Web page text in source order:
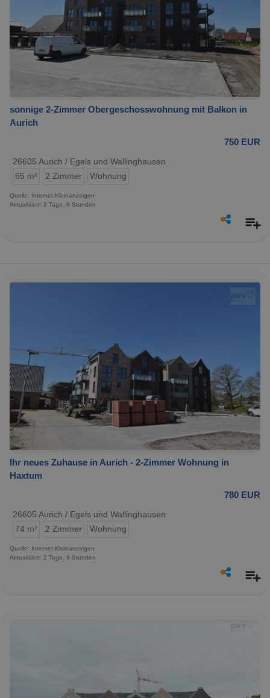
sonnige 2-Zimmer Obergeschosswohnung mit Balkon in
Aurich
750 EUR
26605 Aurich / Egels und Wallinghausen
65 m²
2 Zimmer Wohnung
Quelle: Internet-Kleinanzeigen
Aktualisiert: 2 Tage, 6 Stunden
Ihr neues Zuhause in Aurich - 2-Zimmer Wohnung in
Haxtum
780 EUR
26605 Aurich / Egels und Wallinghausen
74 m²
2 Zimmer Wohnung
Quelle: Internet-Kleinanzeigen
Aktualisiert: 2 Tage, 6 Stunden